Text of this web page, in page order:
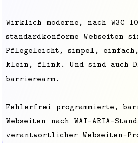
Wirklich moderne, nach W3C
standardkonforme Webseiten
Pflegeleicht, simpel,
klein, flink. Und sind auch
barrierearm.
Fehlerfrei programmierte,
Webseiten nach WAI-ARIA-
verantwortlicher Webseiten-